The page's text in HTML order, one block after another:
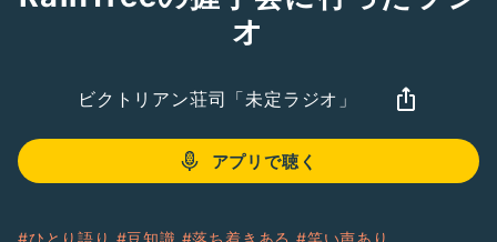
オ
ビクトリアン荘司「未定ラジオ」
アプリで聴く
#ひとり語り #豆知識 #落ち着きある #笑い声あり